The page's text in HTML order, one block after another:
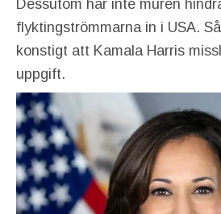
Dessutom har inte muren
flyktingströmmarna in i USA.
konstigt att Kamala Harris
uppgift.